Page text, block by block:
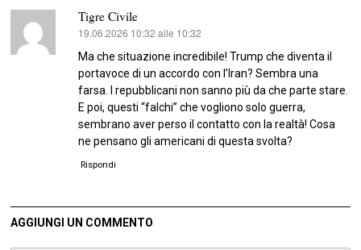
Tigre Civile
ha
detto:
19.06.2026 10:32 alle 10:32
Ma che situazione incredibile! Trump che diventa il
portavoce di un accordo con l’Iran? Sembra una
farsa. I repubblicani non sanno più da che parte stare.
E poi, questi “falchi” che vogliono solo guerra,
sembrano aver perso il contatto con la realtà! Cosa
ne pensano gli americani di questa svolta?
Rispondi
AGGIUNGI UN COMMENTO